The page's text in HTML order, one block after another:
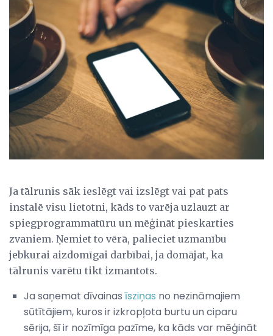
Ja tālrunis sāk ieslēgt vai izslēgt vai pat pats
instalē visu lietotni, kāds to varēja uzlauzt ar
spiegprogrammatūru un mēģināt pieskarties
zvaniem. Ņemiet to vērā, palieciet uzmanību
jebkurai aizdomīgai darbībai, ja domājat, ka
tālrunis varētu tikt izmantots.
Ja saņemat dīvainasīsziņas no nezināmajiem
sūtītājiem, kuros ir izkropļota burtu un ciparu
sērija, šī ir nozīmīga pazīme, ka kāds var mēģināt